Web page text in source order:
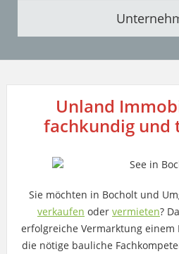
Unland
fachkundig und
Sie möchten in Bocholt und
verkaufen oder vermieten?
erfolgreiche Vermarktung
die nötige bauliche